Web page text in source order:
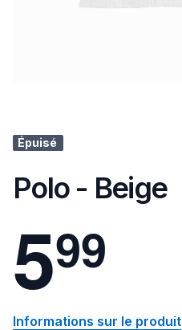
Épuisé
Polo - Beige
599
Informations sur le produit